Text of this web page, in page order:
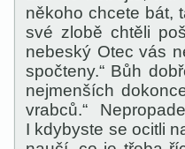
někoho chcete bát,
své zlobě chtěli
nebeský Otec vás
spočteny.“ Bůh
nejmenších
vrabců.“
I kdybyste se ocitli